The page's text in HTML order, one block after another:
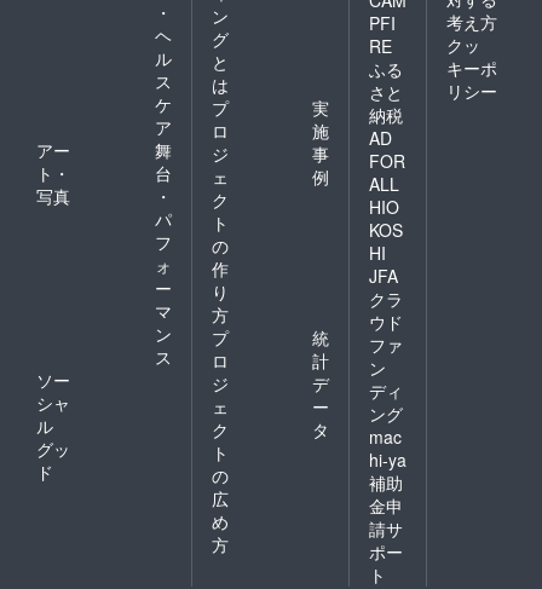
・
ヘ
ル
ス
ケ
ア
アー
ト・
写真
舞
台
・
パ
フ
ォ
ー
マ
ン
ス
ソー
シャ
ル
グッ
ド
ン
グ
と
は
プ
ロ
ジ
ェ
ク
ト
の
作
り
方
実
施
事
例
プ
ロ
ジ
ェ
ク
ト
の
広
め
方
統
計
デ
ー
タ
PFI
RE
ふる
さと
納税
AD
FOR
ALL
HIO
KOS
HI
JFA
クラ
ウド
ファ
ン
ディ
ング
mac
hi-ya
補助
金申
請サ
ポー
ト
考え方
クッ
キーポ
リシー